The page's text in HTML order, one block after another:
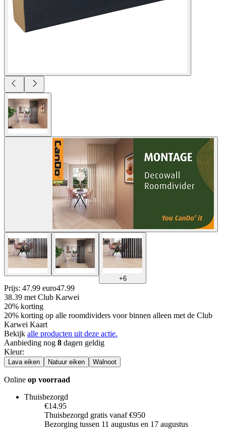
+6
Prijs: 47.99 euro47.99
38.39 met Club Karwei
20% korting
20% korting op alle roomdividers voor binnen alleen met de Club
Karwei Kaart
Bekijk alle producten uit deze actie.
Aanbieding nog 8 dagen geldig
Kleur:
Lava eiken Natuur eiken Walnoot
Online op voorraad
Thuisbezorgd
€14.95
Thuisbezorgd gratis vanaf €950
Bezorging tussen 11 augustus en 17 augustus